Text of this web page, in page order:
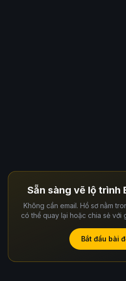
Sẵn sàng vẽ lộ trình
Không cần email. Hồ sơ nằm
có thể quay lại hoặc chia sẻ với
Bắt đầu bài